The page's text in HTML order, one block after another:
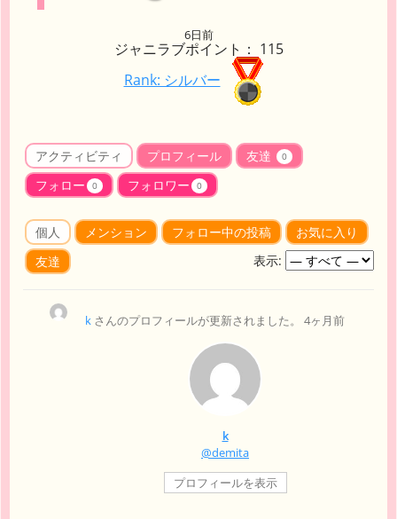
6日前
ジャニラブポイント： 115
Rank: シルバー
アクティビティ プロフィール 友達 0
フォロー 0 フォロワー 0
個人 メンション フォロー中の投稿
お気に入り
友達
表示:
k さんのプロフィールが更新されました。 4ヶ月前
k
@demita
プロフィールを表示